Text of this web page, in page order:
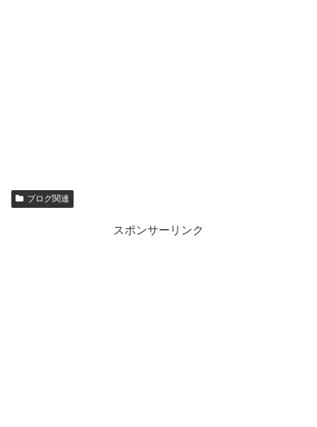
ブログ関連
スポンサーリンク